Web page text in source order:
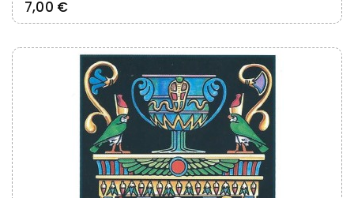
7,00 €Prix